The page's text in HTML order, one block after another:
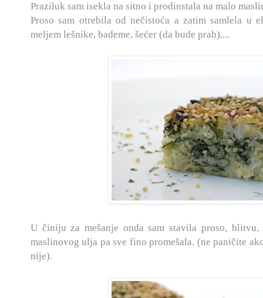
Praziluk sam isekla na sitno i prodinstala na malo
Proso sam otrebila od nečistoća a zatim samlela u
meljem lešnike, bademe, šećer (da bude prah),...
U činiju za mešanje onda sam stavila proso,
maslinovog ulja pa sve fino promešala. (ne paničite
nije).